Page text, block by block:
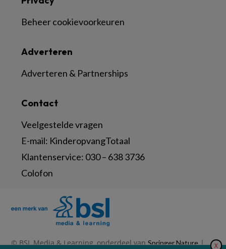
Contact
Veelgestelde vragen
E-mail: KinderopvangTotaal
Klantenservice: 030 – 638 3736
Colofon
Adverteren
Adverteren & Partnerships
Beheer cookievoorkeuren
© BSL Media & Learning, onderdeel vanSpringer Nature| X